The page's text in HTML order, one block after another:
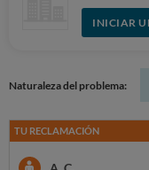
INICIAR
Naturaleza del problema:
TU RECLAMACIÓN